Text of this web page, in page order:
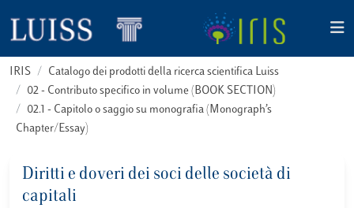
IRIS
Catalogo dei prodotti della ricerca scientifica Luiss
02 - Contributo specifico in volume (BOOK SECTION)
02.1 - Capitolo o saggio su monografia (Monograph’s
Chapter/Essay)
Diritti e doveri dei soci delle società di
capitali